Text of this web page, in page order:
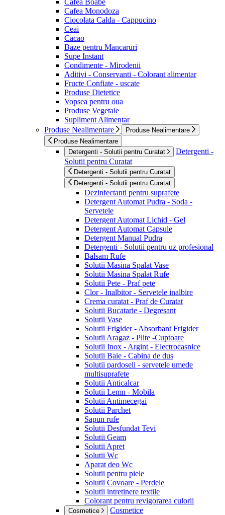
Cafea Monodoza
Ciocolata Calda - Cappucino
Ceai
Cacao
Baze pentru Mancaruri
Supe Instant
Condimente - Mirodenii
Aditivi - Conservanti - Colorant alimentar
Fructe Confiate - uscate
Produse Dietetice
Vopsea pentru oua
Produse Vegetale
Supliment Alimentar
Produse Nealimentare
Produse Nealimentare
Produse Nealimentare
Detergenti - Solutii pentru Curatat
Detergenti -
Solutii pentru Curatat
Detergenti - Solutii pentru Curatat
Detergenti - Solutii pentru Curatat
Dezinfectanti pentru suprafete
Detergent Automat Pudra - Soda -
Servetele
Detergent Automat Lichid - Gel
Detergent Automat Capsule
Detergent Manual Pudra
Detergenti - Solutii pentru uz profesional
Balsam Rufe
Solutii Masina Spalat Vase
Solutii Masina Spalat Rufe
Solutii Pete - Praf pete
Clor - Inalbitor - Servetele inalbire
Crema curatat - Praf de Curatat
Solutii Bucatarie - Degresant
Solutii Vase
Solutii Frigider - Absorbant Frigider
Solutii Aragaz - Plite -Cuptoare
Solutii Inox - Argint - Electrocasnice
Solutii Baie - Cabina de dus
Solutii pardoseli - servetele umede
multisuprafete
Solutii Anticalcar
Solutii Lemn - Mobila
Solutii Antimecegai
Solutii Parchet
Sapun rufe
Solutii Desfundat Tevi
Solutii Geam
Solutii Apret
Solutii Wc
Aparat deo Wc
Solutii pentru piele
Solutii Covoare - Perdele
Solutii intretinere textile
Colorant pentru revigorarea culorii
Cosmetice Cosmetice